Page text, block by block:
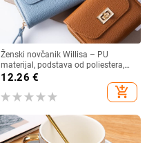
Ženski novčanik Willisa – PU
materijal, podstava od poliestera,
gradski minimalizam, ultra lagan
12.26 €
add_shopping_cart